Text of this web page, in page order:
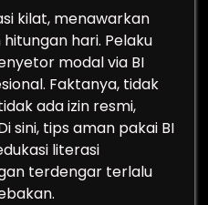
kilat, menawarkan
hari. Pelaku
modal via BI
Faktanya, tidak
ada izin resmi,
sini, tips aman pakai BI
literasi
terdengar terlalu